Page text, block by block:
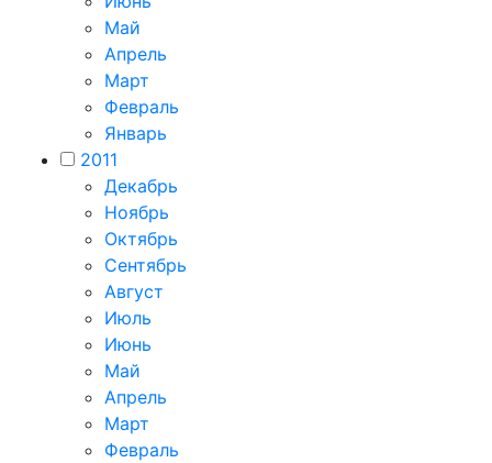
Май
Апрель
Март
Февраль
Январь
2011
Декабрь
Ноябрь
Октябрь
Сентябрь
Август
Июль
Июнь
Май
Апрель
Март
Февраль